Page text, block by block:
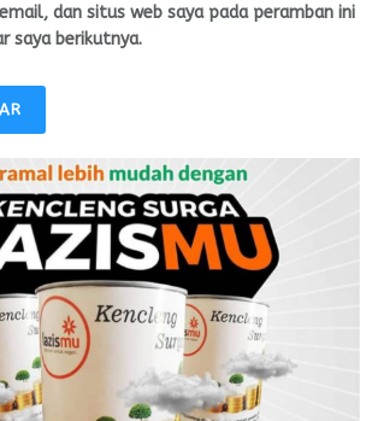
dan situs web saya pada peramban ini
saya berikutnya.